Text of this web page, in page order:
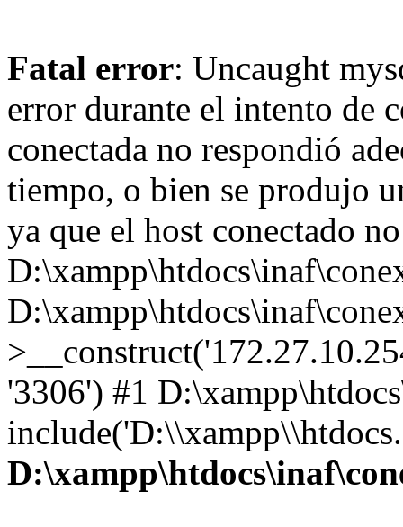
Fatal error: Uncaught
error durante el intento de
conectada no respondió
tiempo, o bien se produjo
ya que el host conectado
'3306') #1